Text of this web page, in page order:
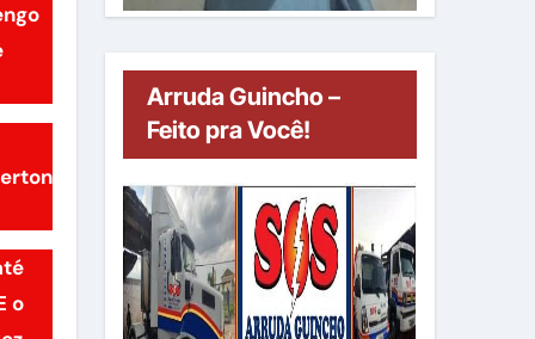
o
Arruda Guincho –
Feito pra Você!